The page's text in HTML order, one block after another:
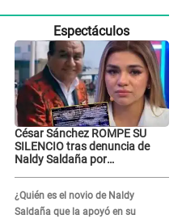
Espectáculos
César Sánchez ROMPE SU
SILENCIO tras denuncia de
Naldy Saldaña por
inocencia"
¿Quién es el novio de Naldy
Saldaña que la apoyó en su